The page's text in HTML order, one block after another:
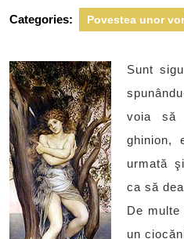
Categories: Povestea unor
Sunt
voia să
ghinion,
urmată
ca să
De
un